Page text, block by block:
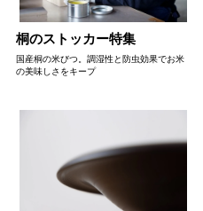
桐のストッカー特集
国産桐の米びつ。調湿性と防虫効果でお米
の美味しさをキープ